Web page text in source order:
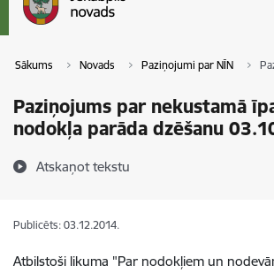
Sākums Novads Paziņojumi par NĪN
Paziņojums par nekustamā
nodokļa parāda dzēšanu
Atskaņot tekstu
Publicēts: 03.12.2014.
Atbilstoši likuma "Par nodokļiem un